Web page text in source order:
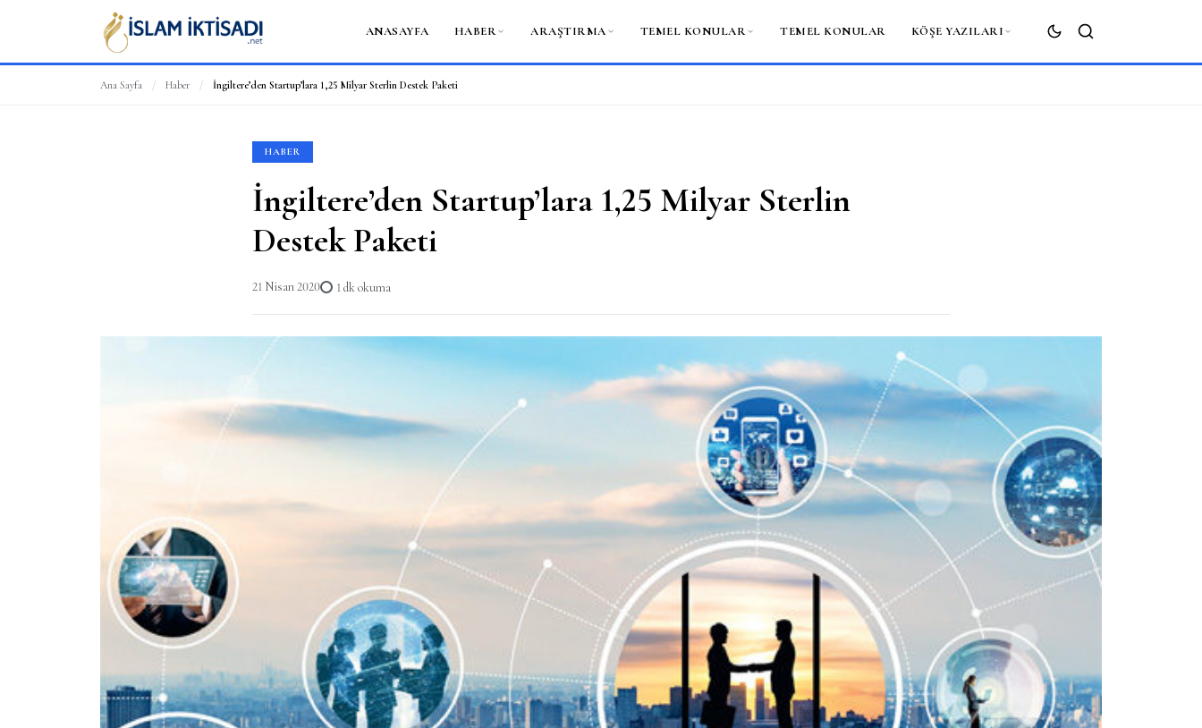
ANASAYFA HABER ARAŞTIRMA TEMEL KONULAR TEMEL KONULAR KÖŞE YAZILARI
ARA
Ana Sayfa / Haber / İngiltere’den Startup’lara 1,25 Milyar Sterlin Destek Paketi
HABER
İngiltere’den Startup’lara 1,25 Milyar Sterlin
Destek Paketi
21 Nisan 2020 1 dk okuma